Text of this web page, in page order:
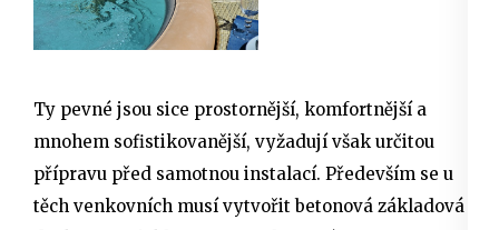
Ty pevné jsou sice prostornější, komfortnější a
mnohem sofistikovanější, vyžadují však určitou
přípravu před samotnou instalací. Především se u
těch venkovních musí vytvořit betonová základová